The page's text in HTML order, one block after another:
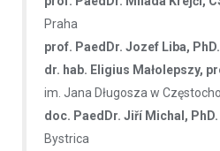
Praha
prof. PaedDr. Jozef Liba, PhD.
dr. hab. Eligius Małolepszy,
im. Jana Długosza w
doc. PaedDr. Jiří Michal, PhD.
Bystrica